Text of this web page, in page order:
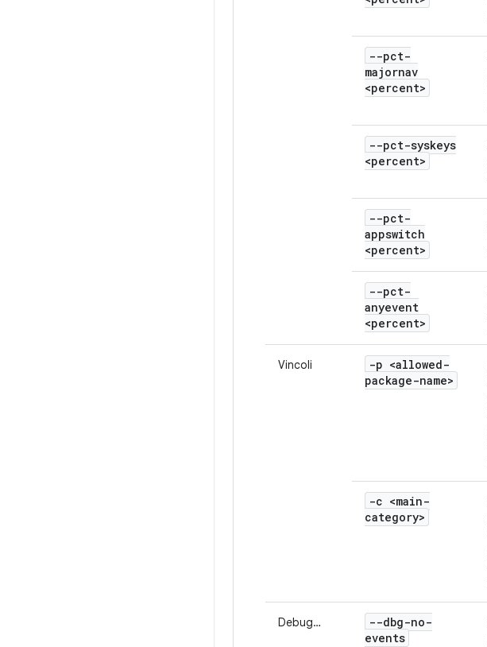
--pct-
majornav
<percent>
--pct-syskeys
<percent>
--pct-
appswitch
<percent>
--pct-
anyevent
<percent>
Vincoli
-p <allowed-
package-name>
-c <main-
category>
Debug…
--dbg-no-
events